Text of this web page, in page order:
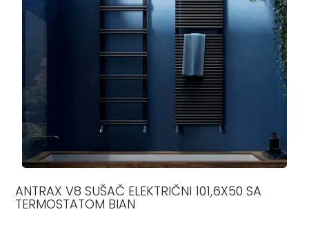
ANTRAX V8 SUŠAČ ELEKTRIČNI 101,6X50 SA
TERMOSTATOM BIAN